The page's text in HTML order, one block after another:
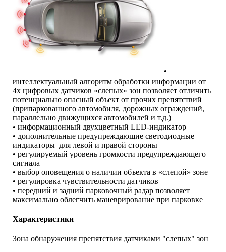
•
интеллектуальный алгоритм обработки информации от
4х цифровых датчиков «слепых» зон позволяет отличить
потенциально опасный объект от прочих препятствий
(припаркованного автомобиля, дорожных ограждений,
параллельно движущихся автомобилей и т.д.)
• информационный двухцветный LED-индикатор
• дополнительные предупреждающие светодиодные
индикаторы для левой и правой стороны
• регулируемый уровень громкости предупреждающего
сигнала
• выбор оповещения о наличии объекта в «слепой» зоне
• регулировка чувствительности датчиков
• передний и задний парковочный радар позволяет
максимально облегчить маневрирование при парковке
Характеристики
Зона обнаружения препятствия датчиками "слепых" зон